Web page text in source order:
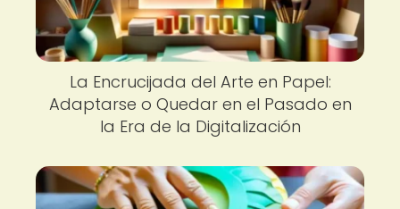
La Encrucijada del Arte en Papel:
Adaptarse o Quedar en el Pasado en
la Era de la Digitalización